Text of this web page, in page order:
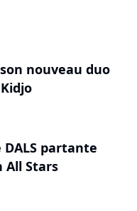
nouveau duo
partante
All Stars